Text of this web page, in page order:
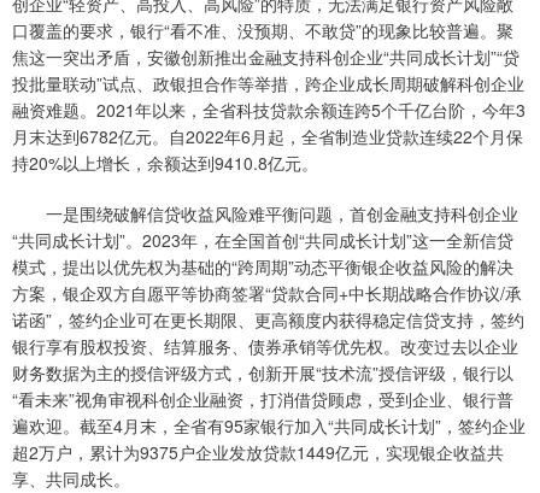
口覆盖的要求，银行“看不准、没预期、不敢贷”的现象比较普遍。聚
焦这一突出矛盾，安徽创新推出金融支持科创企业“共同成长计划”“贷
投批量联动”试点、政银担合作等举措，跨企业成长周期破解科创企业
融资难题。2021年以来，全省科技贷款余额连跨5个千亿台阶，今年3
月末达到6782亿元。自2022年6月起，全省制造业贷款连续22个月保
持20%以上增长，余额达到9410.8亿元。
一是围绕破解信贷收益风险难平衡问题，首创金融支持科创企业
“共同成长计划”。2023年，在全国首创“共同成长计划”这一全新信贷
模式，提出以优先权为基础的“跨周期”动态平衡银企收益风险的解决
方案，银企双方自愿平等协商签署“贷款合同+中长期战略合作协议/承
诺函”，签约企业可在更长期限、更高额度内获得稳定信贷支持，签约
银行享有股权投资、结算服务、债券承销等优先权。改变过去以企业
财务数据为主的授信评级方式，创新开展“技术流”授信评级，银行以
“看未来”视角审视科创企业融资，打消借贷顾虑，受到企业、银行普
遍欢迎。截至4月末，全省有95家银行加入“共同成长计划”，签约企业
超2万户，累计为9375户企业发放贷款1449亿元，实现银企收益共
享、共同成长。